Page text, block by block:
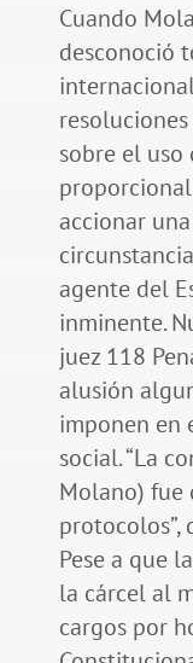
Cuando
desconoció
sobre el uso
accionar
agente del
inminente.
juez 118
alusión
imponen en
social. “La
Molano) fue
protocolos”,
Pese a que
la cárcel al
cargos por